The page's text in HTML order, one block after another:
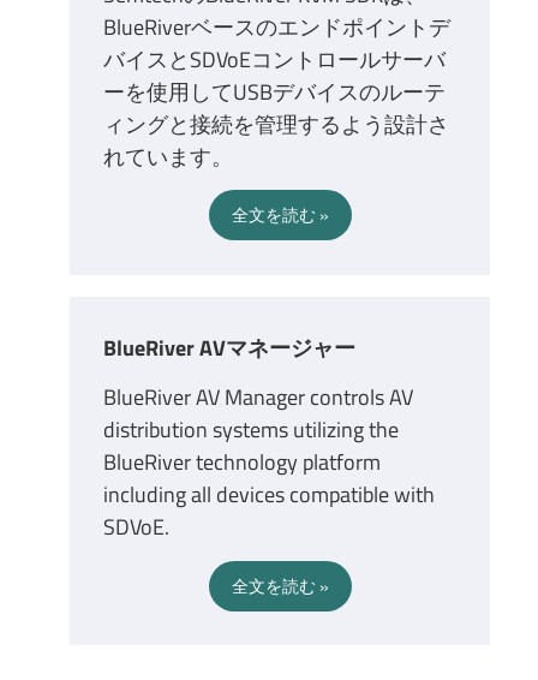
BlueRiverベースのエンドポイントデ
バイスとSDVoEコントロールサーバ
ーを使用してUSBデバイスのルーテ
ィングと接続を管理するよう設計さ
れています。
全文を読む
BlueRiver AVマネージャー
BlueRiver AV Manager controls AV
distribution systems utilizing the
BlueRiver technology platform
including all devices compatible with
SDVoE.
全文を読む